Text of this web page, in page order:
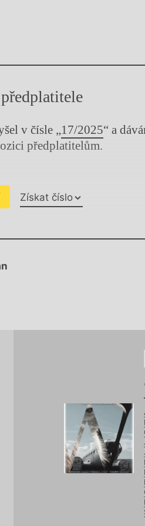
v čísle „17/2025“ a
předplatitelům.
Získat číslo
se.